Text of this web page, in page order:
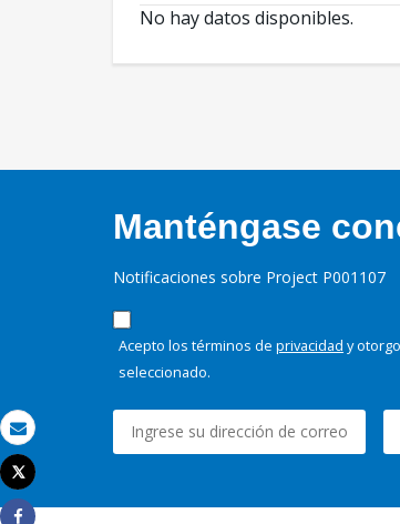
Correo electrónico
Imprimir
Tweet
No hay datos disponibles.
Manténgase
Notificaciones sobre Project P001107
Acepto los términos de privacidad y
seleccionado.